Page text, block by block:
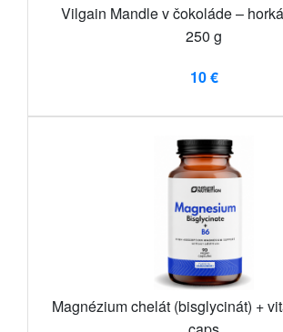
Vilgain Mandle v čokoláde –
250 g
10 €
Magnézium chelát (bisglycinát) +